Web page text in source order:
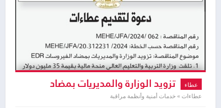
عطاء تزويد الوزارة والمديريات بمضاد
الفيروسات EDR
عطاءات » خدمات أمنية وأنظمة مراقبة